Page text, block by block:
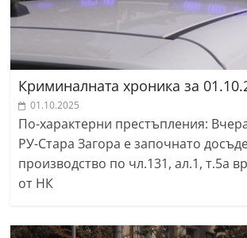
Криминалната хроника за
01.10.2025
По-характерни престъпления:
РУ-Стара Загора е започнато
производство по чл.131, ал.1, т.5а
от НК